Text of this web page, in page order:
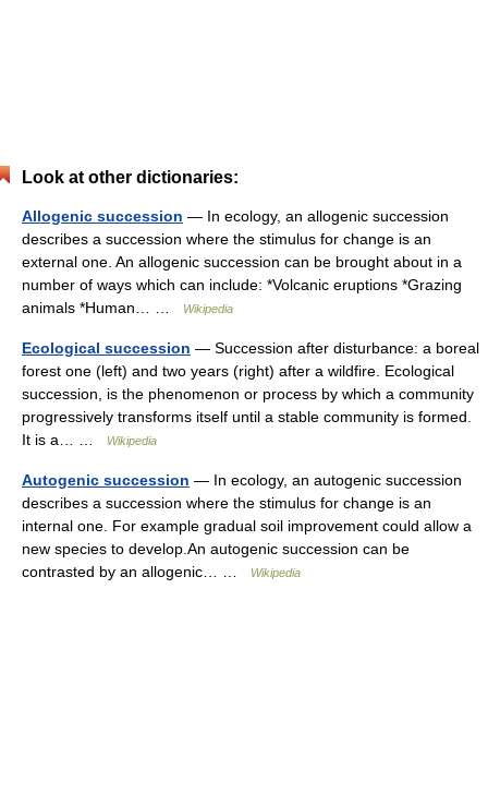
Look at other dictionaries:
Allogenic succession — In ecology, an allogenic succession
describes a succession where the stimulus for change is an
external one. An allogenic succession can be brought about in a
number of ways which can include: *Volcanic eruptions *Grazing
animals *Human… …
Wikipedia
Ecological succession — Succession after disturbance: a boreal
forest one (left) and two years (right) after a wildfire. Ecological
succession, is the phenomenon or process by which a community
progressively transforms itself until a stable community is formed.
It is a… …
Wikipedia
Autogenic succession — In ecology, an autogenic succession
describes a succession where the stimulus for change is an
internal one. For example gradual soil improvement could allow a
new species to develop.An autogenic succession can be
contrasted by an allogenic… …
Wikipedia